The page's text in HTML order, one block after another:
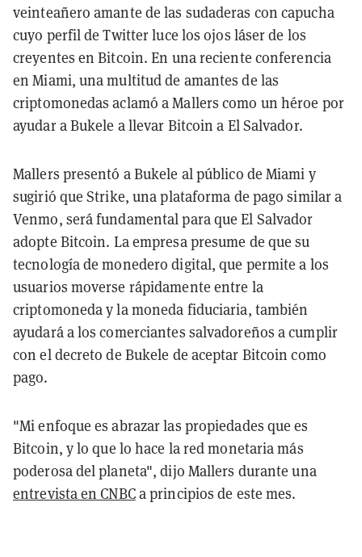
veinteañero amante de las sudaderas con capucha
cuyo perfil de Twitter luce los ojos láser de los
creyentes en Bitcoin. En una reciente conferencia
en Miami, una multitud de amantes de las
criptomonedas aclamó a Mallers como un héroe por
ayudar a Bukele a llevar Bitcoin a El Salvador.
Mallers presentó a Bukele al público de Miami y
sugirió que Strike, una plataforma de pago similar a
Venmo, será fundamental para que El Salvador
adopte Bitcoin. La empresa presume de que su
tecnología de monedero digital, que permite a los
usuarios moverse rápidamente entre la
criptomoneda y la moneda fiduciaria, también
ayudará a los comerciantes salvadoreños a cumplir
con el decreto de Bukele de aceptar Bitcoin como
pago.
"Mi enfoque es abrazar las propiedades que es
Bitcoin, y lo que lo hace la red monetaria más
poderosa del planeta", dijo Mallers durante una
entrevista en CNBCa principios de este mes.